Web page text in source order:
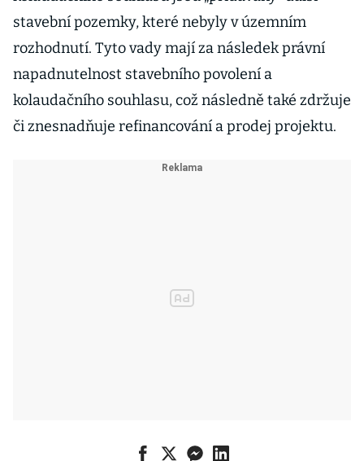
stavební pozemky, které nebyly v územním
rozhodnutí. Tyto vady mají za následek právní
napadnutelnost stavebního povolení a
kolaudačního souhlasu, což následně také zdržuje
či znesnadňuje refinancování a prodej projektu.